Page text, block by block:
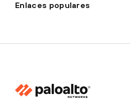
Enlaces populares